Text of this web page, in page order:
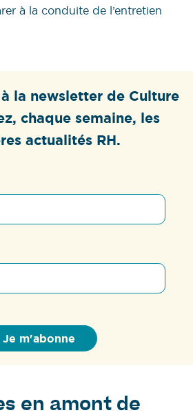
à la conduite de l’entretien
la newsletter de Culture
chaque semaine, les
actualités RH.
en amont de